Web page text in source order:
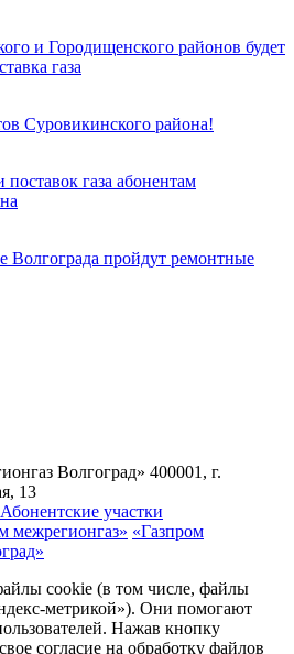
и Городищенского районов будет
газа
Суровикинского района!
газа абонентам
Волгограда пройдут ремонтные
Волгоград» 400001, г.
13
Абонентские участки
межрегионгаз» «Газпром
cookie (в том числе, файлы
метрикой»). Они помогают
Нажав кнопку
согласие на обработку файлов